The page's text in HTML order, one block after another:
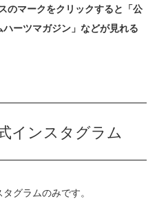
のマークをクリックすると「公
ーツマガジン」などが見れる
インスタグラム
グラムのみです。